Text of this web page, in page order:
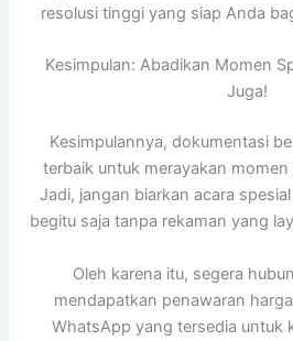
resolusi tinggi yang siap Anda
Kesimpulan: Abadikan Momen
Juga!
Kesimpulannya, dokumentasi
terbaik untuk merayakan
Jadi, jangan biarkan acara
begitu saja tanpa rekaman yang
Oleh karena itu, segera
mendapatkan penawaran
WhatsApp yang tersedia untuk